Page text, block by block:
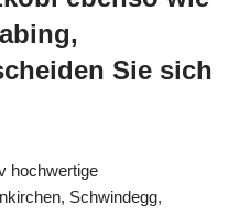
Sie sich
hochwertige
Schwindegg,